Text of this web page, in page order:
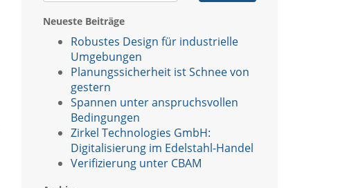
Neueste Beiträge
Robustes Design für industrielle
Umgebungen
Planungssicherheit ist Schnee von
gestern
Spannen unter anspruchsvollen
Bedingungen
Zirkel Technologies GmbH:
Digitalisierung im Edelstahl-Handel
Verifizierung unter CBAM